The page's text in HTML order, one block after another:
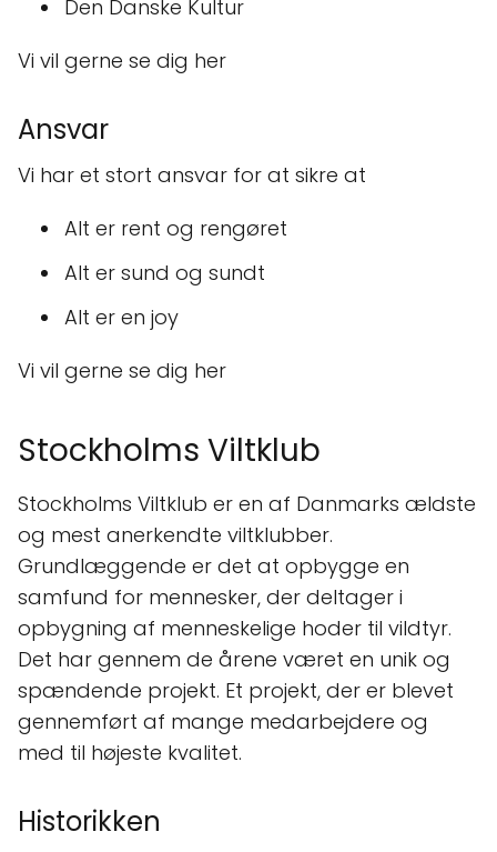
Den Danske Kultur
Vi vil gerne se dig her
Ansvar
Vi har et stort ansvar for at sikre at
Alt er rent og rengøret
Alt er sund og sundt
Alt er en joy
Vi vil gerne se dig her
Stockholms Viltklub
Stockholms Viltklub er en af Danmarks ældste
og mest anerkendte viltklubber.
Grundlæggende er det at opbygge en
samfund for mennesker, der deltager i
opbygning af menneskelige hoder til vildtyr.
Det har gennem de årene været en unik og
spændende projekt. Et projekt, der er blevet
gennemført af mange medarbejdere og
med til højeste kvalitet.
Historikken